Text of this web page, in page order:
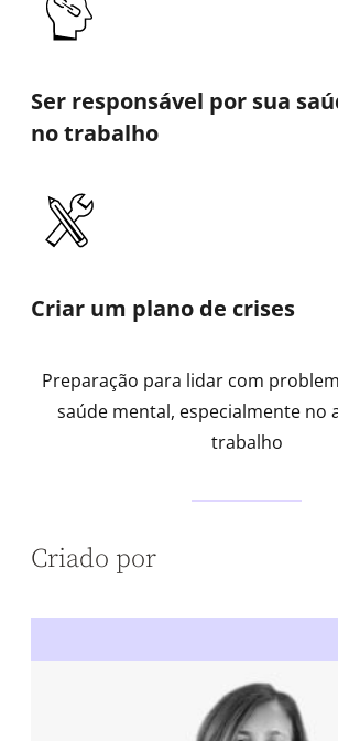
Ser responsável por sua
no trabalho
Criar um plano de crises
Preparação para lidar com
saúde mental, especialmente no
trabalho
Criado por